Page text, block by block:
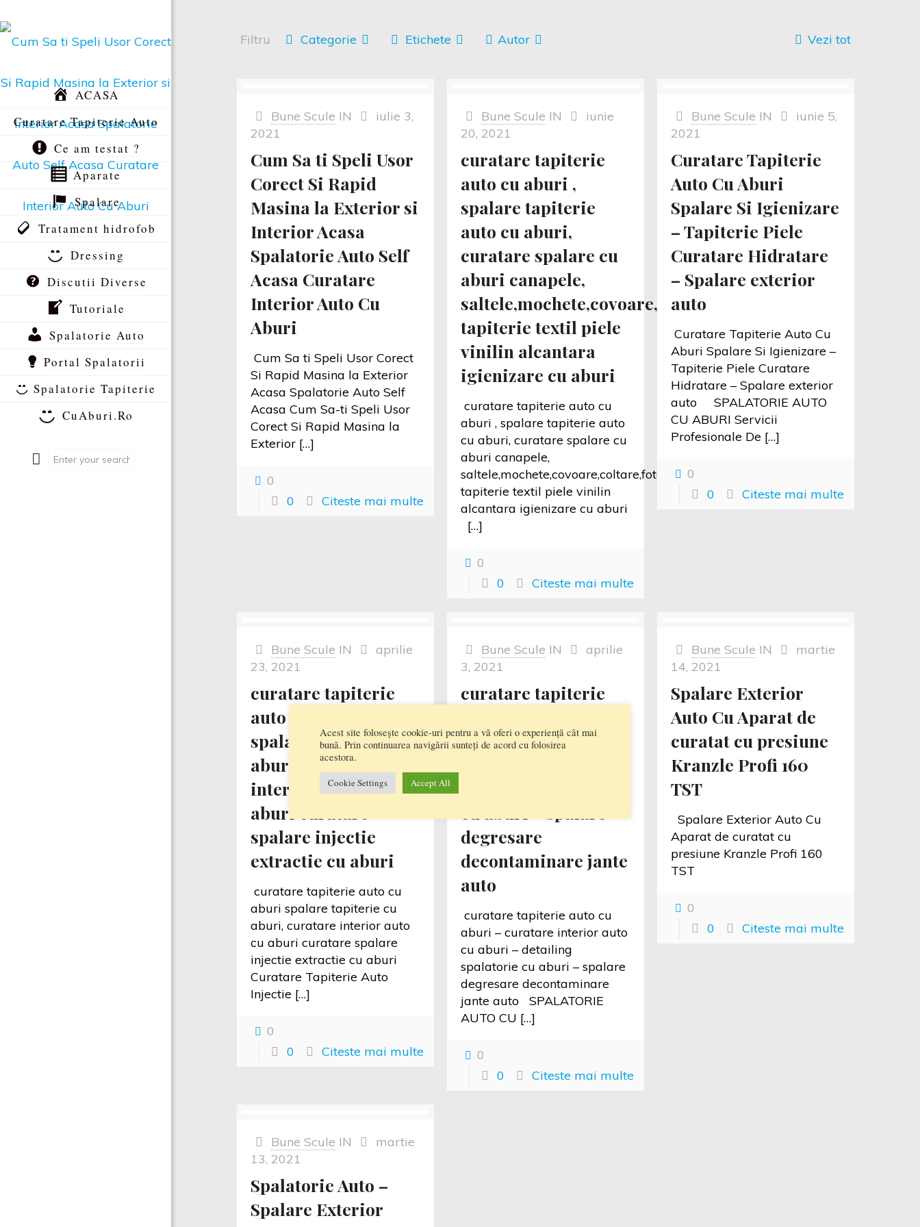
ACASA
Curatare Tapiterie Auto
Ce am testat ?
Aparate
Spalare
Tratament hidrofob
Dressing
Discutii Diverse
Tutoriale
Spalatorie Auto
Portal Spalatorii
Spalatorie Tapiterie
CuAburi.Ro
Filtru Categorie Etichete Autor Vezi tot
Bune Scule IN
iulie 3,
2021
Cum Sa ti Speli Usor
Corect Si Rapid
Masina la Exterior si
Interior Acasa
Spalatorie Auto Self
Acasa Curatare
Interior Auto Cu
Aburi
Cum Sa ti Speli Usor Corect
Si Rapid Masina la Exterior
Acasa Spalatorie Auto Self
Acasa Cum Sa-ti Speli Usor
Corect Si Rapid Masina la
Exterior[…]
0
0
Citeste mai multe
Bune Scule IN
iunie
20, 2021
curatare tapiterie
auto cu aburi ,
spalare tapiterie
auto cu aburi,
curatare spalare cu
aburi canapele,
saltele,mochete,covoare,coltare,fotolii,scaune
tapiterie textil piele
vinilin alcantara
igienizare cu aburi
curatare tapiterie auto cu
aburi , spalare tapiterie auto
cu aburi, curatare spalare cu
aburi canapele,
saltele,mochete,covoare,coltare,fotolii,scaune
tapiterie textil piele vinilin
alcantara igienizare cu aburi
[…]
0
0
Citeste mai multe
Bune Scule IN
iunie 5,
2021
Curatare Tapiterie
Auto Cu Aburi
Spalare Si Igienizare
– Tapiterie Piele
Curatare Hidratare
– Spalare exterior
auto
Curatare Tapiterie Auto Cu
Aburi Spalare Si Igienizare –
Tapiterie Piele Curatare
Hidratare – Spalare exterior
auto SPALATORIE AUTO
CU ABURI Servicii
Profesionale De[…]
0
0
Citeste mai multe
Bune Scule IN
aprilie
23, 2021
curatare tapiterie
auto cu aburi
spalare tapiterie cu
aburi, curatare
interior auto cu
aburi curatare
spalare injectie
extractie cu aburi
curatare tapiterie auto cu
aburi spalare tapiterie cu
aburi, curatare interior auto
cu aburi curatare spalare
injectie extractie cu aburi
Curatare Tapiterie Auto
Injectie[…]
0
0
Citeste mai multe
Bune Scule IN
aprilie
3, 2021
curatare tapiterie
curatare interior
degresare
decontaminare jante
auto
curatare tapiterie auto cu
aburi – curatare interior auto
cu aburi – detailing
spalatorie cu aburi – spalare
degresare decontaminare
jante auto SPALATORIE
AUTO CU […]
0
0
Citeste mai multe
Bune Scule IN
martie
14, 2021
Spalare Exterior
Auto Cu Aparat de
curatat cu presiune
Kranzle Profi 160
TST
Spalare Exterior Auto Cu
Aparat de curatat cu
presiune Kranzle Profi 160
TST
0
0
Citeste mai multe
Bune Scule IN
martie
13, 2021
Spalatorie Auto –
Spalare Exterior
Acest site folosește cookie-uri pentru a vă oferi o experiență cât mai
bună. Prin continuarea navigării sunteți de acord cu folosirea
acestora.
Cookie Settings Accept All